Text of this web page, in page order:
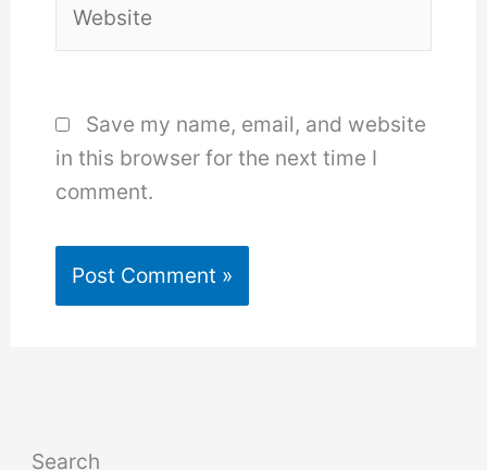
Save my name, email, and website
in this browser for the next time I
comment.
Search